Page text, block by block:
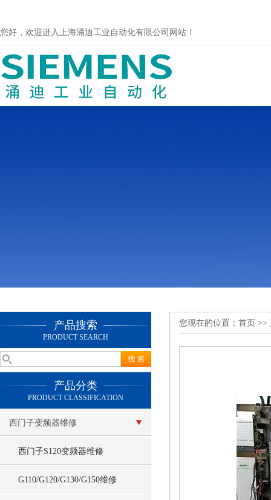
您好，欢迎进入上海涌迪工业自动化有限公司网站！
产品搜索
PRODUCT SEARCH
产品分类
PRODUCT CLASSIFICATION
西门子变频器维修
西门子S120变频器维修
G110/G120/G130/G150维修
您现在的位置： 首页 >>